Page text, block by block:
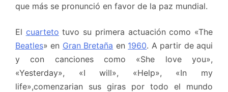
que más se pronunció en favor de la paz mundial.
El cuarteto tuvo su primera actuación como «The
Beatles» en Gran Bretaña en 1960. A partir de aqui
y con canciones como «She love you»,
«Yesterday», «I will», «Help», «In my
life»,comenzarian sus giras por todo el mundo